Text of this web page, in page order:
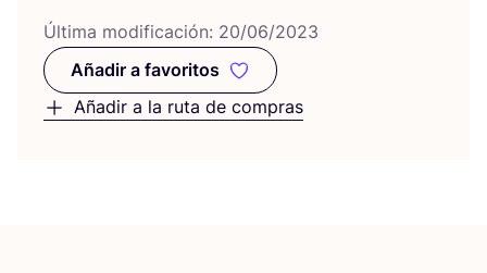
Últi­ma modi­fi­ca­ción: 20/06/2023
Añadir a favoritos
Añadir a favoritos
Añadir a la ruta de compras